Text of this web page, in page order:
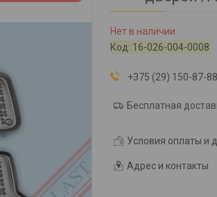
Нет в наличии
Код: 16-026-004-0008
+375 (29) 150-87-
Бесплатная
Условия оплаты и
Адрес и контакты